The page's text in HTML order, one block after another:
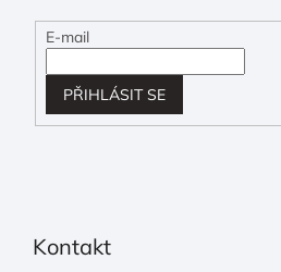
E-mail
PŘIHLÁSIT SE
Kontakt